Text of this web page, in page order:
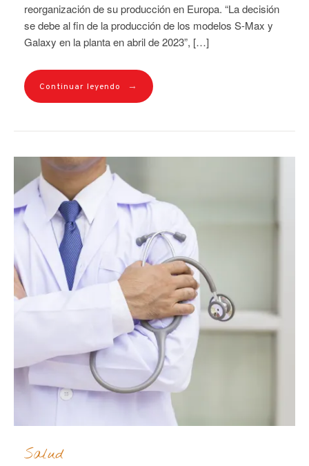
reorganización de su producción en Europa. “La decisión
se debe al fin de la producción de los modelos S-Max y
Galaxy en la planta en abril de 2023”, […]
Continuar leyendo →
Salud